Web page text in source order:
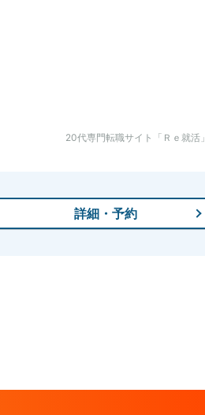
20代専門転職サイト「Ｒｅ就活」
詳細・予約